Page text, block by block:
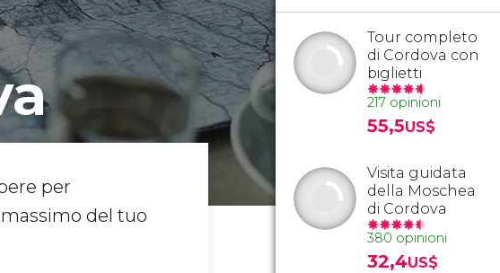
per
del tuo
Tour completo
di Cordova con
biglietti
217 opinioni
55,5US$
Visita guidata
della Moschea
di Cordova
380 opinioni
32,4US$